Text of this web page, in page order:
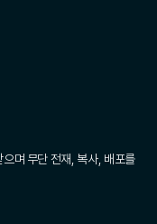
며 무단 전재, 복사, 배포를